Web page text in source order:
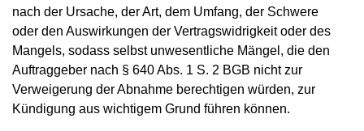
nach der Ursache, der Art, dem Umfang, der Schwere
oder den Auswirkungen der Vertragswidrigkeit oder des
Mangels, sodass selbst unwesentliche Mängel, die den
Auftraggeber nach § 640 Abs. 1 S. 2 BGB nicht zur
Verweigerung der Abnahme berechtigen würden, zur
Kündigung aus wichtigem Grund führen können.